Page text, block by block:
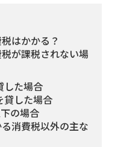
はかかる？
が課税されない場
した場合
貸した場合
の場合
消費税以外の主な